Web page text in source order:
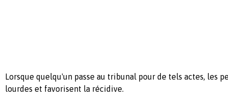
Lorsque quelqu'un passe au tribunal pour de tels actes, les
lourdes et favorisent la récidive.